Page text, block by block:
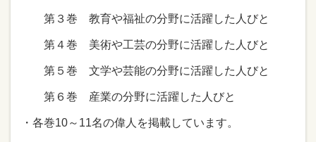
第３巻 教育や福祉の分野に活躍した人びと
第４巻 美術や工芸の分野に活躍した人びと
第５巻 文学や芸能の分野に活躍した人びと
第６巻 産業の分野に活躍した人びと
・各巻10～11名の偉人を掲載しています。